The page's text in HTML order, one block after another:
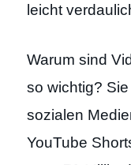
leicht
Warum sind
so wichtig?
sozialen
YouTube